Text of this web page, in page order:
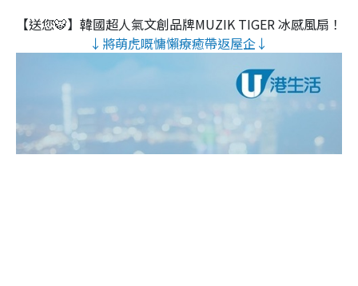
【送您🐯】韓國超人氣文創品牌MUZIK TIGER 冰感風扇！
↓將萌虎嘅慵懶療癒帶返屋企↓